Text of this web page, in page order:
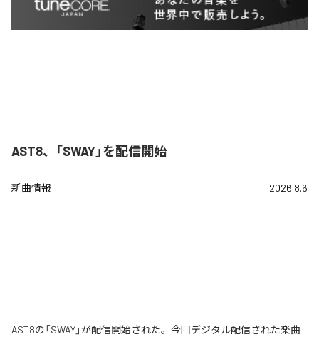
AST8、「SWAY」を配信開始
新曲情報 2026.8.6
AST8の「SWAY」が配信開始された。今回デジタル配信された楽曲